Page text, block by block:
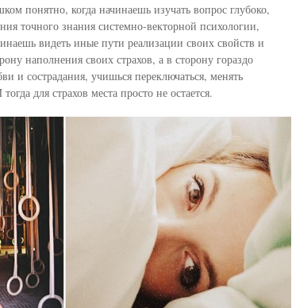
понятно, когда начинаешь изучать вопрос глубоко,
точного знания системно-векторной психологии,
видеть иные пути реализации своих свойств и
наполнения своих страхов, а в сторону гораздо
и сострадания, учишься переключаться, менять
для страхов места просто не остается.